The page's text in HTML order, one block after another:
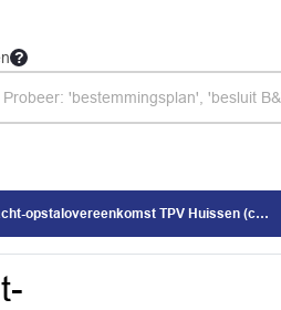
opstalovereenkomst TPV Huissen (concept)